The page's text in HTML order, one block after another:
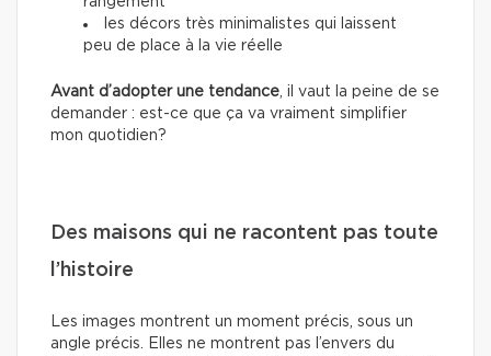
les décors très minimalistes qui laissent
peu de place à la vie réelle
Avant d’adopter une tendance , il vaut la peine de se
demander : est-ce que ça va vraiment simplifier
mon quotidien?
Des maisons qui ne racontent pas toute
l’histoire
Les images montrent un moment précis, sous un
angle précis. Elles ne montrent pas l’envers du